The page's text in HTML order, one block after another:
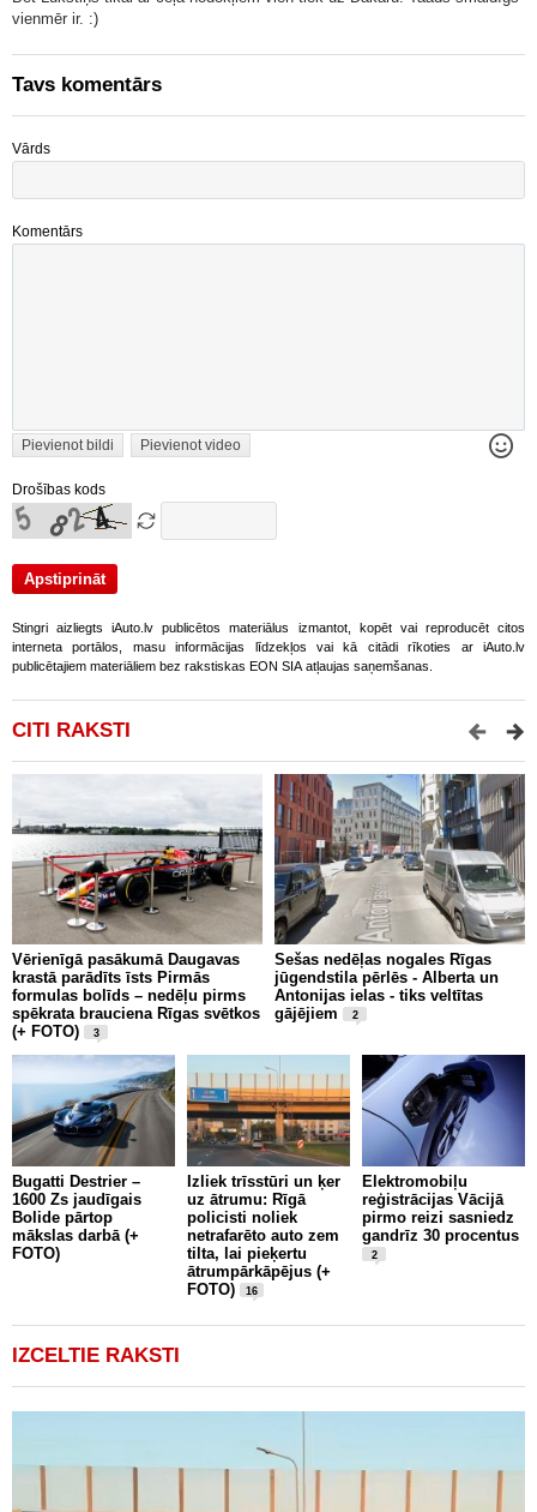
vienmēr ir. :)
Tavs komentārs
Vārds
Komentārs
Pievienot bildi Pievienot video
Drošības kods
Stingri aizliegts iAuto.lv publicētos materiālus izmantot, kopēt vai reproducēt citos
interneta portālos, masu informācijas līdzekļos vai kā citādi rīkoties ar iAuto.lv
publicētajiem materiāliem bez rakstiskas EON SIA atļaujas saņemšanas.
CITI RAKSTI
Vērienīgā pasākumā Daugavas
krastā parādīts īsts Pirmās
formulas bolīds – nedēļu pirms
spēkrata brauciena Rīgas svētkos
(+ FOTO)
3
Sešas nedēļas nogales Rīgas
jūgendstila pērlēs - Alberta un
Antonijas ielas - tiks veltītas
gājējiem
2
Bugatti Destrier –
1600 Zs jaudīgais
Bolide pārtop
mākslas darbā (+
FOTO)
Izliek trīsstūri un ķer
uz ātrumu: Rīgā
policisti noliek
netrafarēto auto zem
tilta, lai pieķertu
ātrumpārkāpējus (+
FOTO)
16
Elektromobiļu
reģistrācijas Vācijā
pirmo reizi sasniedz
gandrīz 30 procentus
2
IZCELTIE RAKSTI